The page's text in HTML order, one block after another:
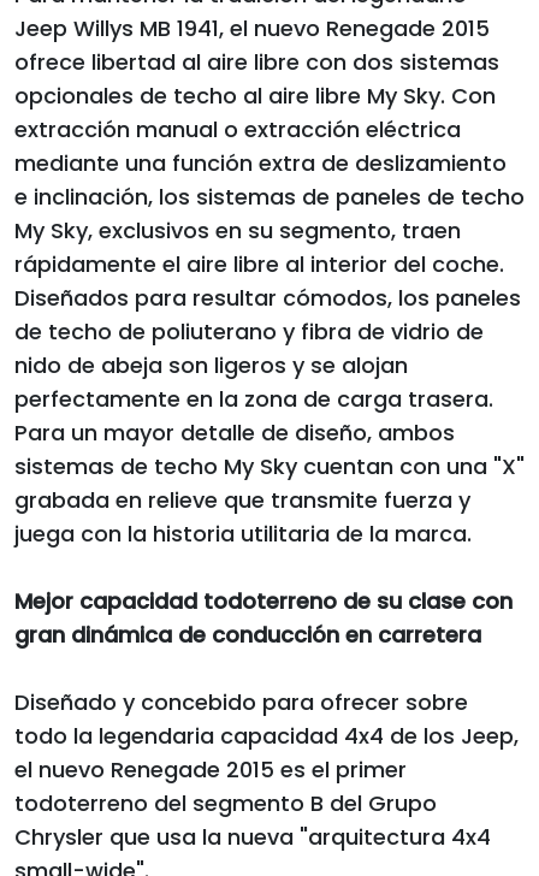
Jeep Willys MB 1941, el nuevo Renegade 2015
ofrece libertad al aire libre con dos sistemas
opcionales de techo al aire libre My Sky. Con
extracción manual o extracción eléctrica
mediante una función extra de deslizamiento
e inclinación, los sistemas de paneles de techo
My Sky, exclusivos en su segmento, traen
rápidamente el aire libre al interior del coche.
Diseñados para resultar cómodos, los paneles
de techo de poliuterano y fibra de vidrio de
nido de abeja son ligeros y se alojan
perfectamente en la zona de carga trasera.
Para un mayor detalle de diseño, ambos
sistemas de techo My Sky cuentan con una "X"
grabada en relieve que transmite fuerza y
juega con la historia utilitaria de la marca.
Mejor capacidad todoterreno de su clase con
gran dinámica de conducción en carretera
Diseñado y concebido para ofrecer sobre
todo la legendaria capacidad 4x4 de los Jeep,
el nuevo Renegade 2015 es el primer
todoterreno del segmento B del Grupo
Chrysler que usa la nueva "arquitectura 4x4